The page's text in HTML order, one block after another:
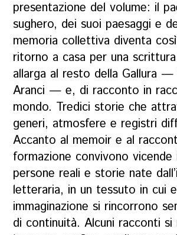
presentazione del volume: il
sughero, dei suoi paesaggi e
memoria collettiva diventa
ritorno a casa per una
allarga al resto della Gallura
Aranci — e, di racconto in
mondo. Tredici storie che
generi, atmosfere e registri
Accanto al memoir e al
formazione convivono vicende
persone reali e storie nate
letteraria, in un tessuto in cui
immaginazione si rincorrono
di continuità. Alcuni racconti si